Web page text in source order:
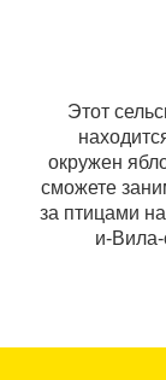
Этот
окружен
сможете
за птицами
и-Вила-